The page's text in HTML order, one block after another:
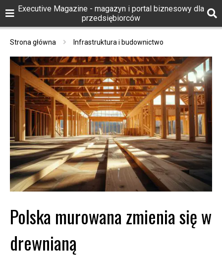
Executive Magazine - magazyn i portal biznesowy dla
przedsiębiorców
Strona główna Infrastruktura i budownictwo
Polska murowana zmienia się w
drewnianą